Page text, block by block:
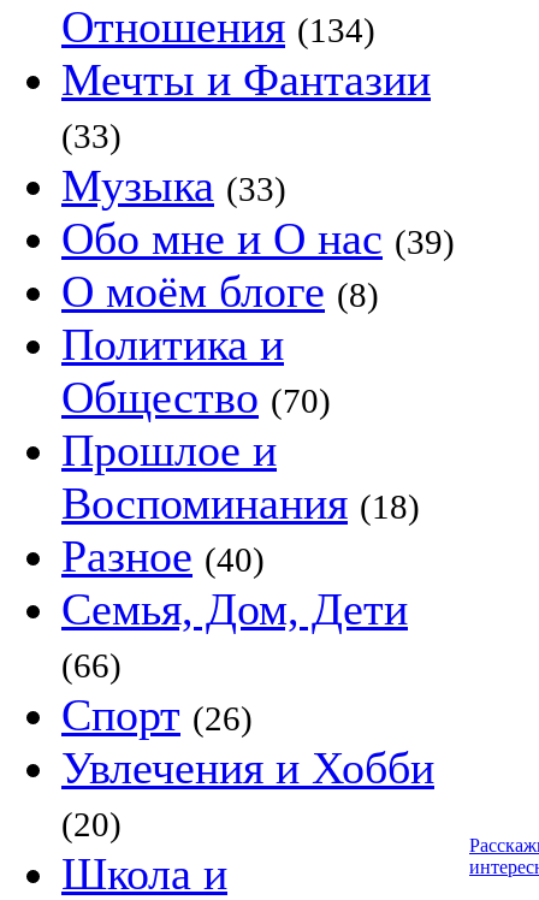
Отношения (134)
Мечты и Фантазии
(33)
Музыка (33)
Обо мне и О нас (39)
О моём блоге (8)
Политика и
Общество (70)
Прошлое и
Воспоминания (18)
Разное (40)
Семья, Дом, Дети
(66)
Спорт (26)
Увлечения и Хобби
(20)
Школа и